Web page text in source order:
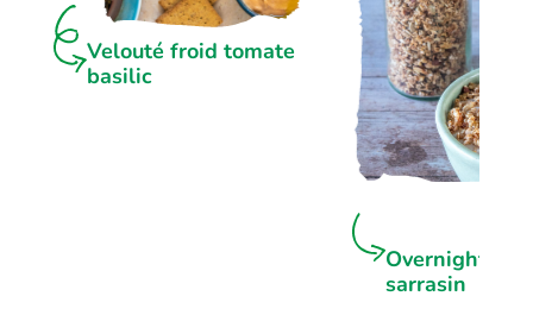
Velouté froid tomate
basilic
Overnight
sarrasin